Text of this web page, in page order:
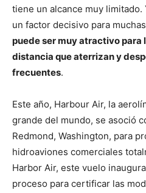
tiene un alcance muy
un factor decisivo para
puede ser muy atractivo para
distancia que aterrizan y
frecuentes.
Este año, Harbour Air, la
grande del mundo, se asoció
Redmond, Washington, para
hidroaviones comerciales
Harbor Air, este vuelo
proceso para certificar las